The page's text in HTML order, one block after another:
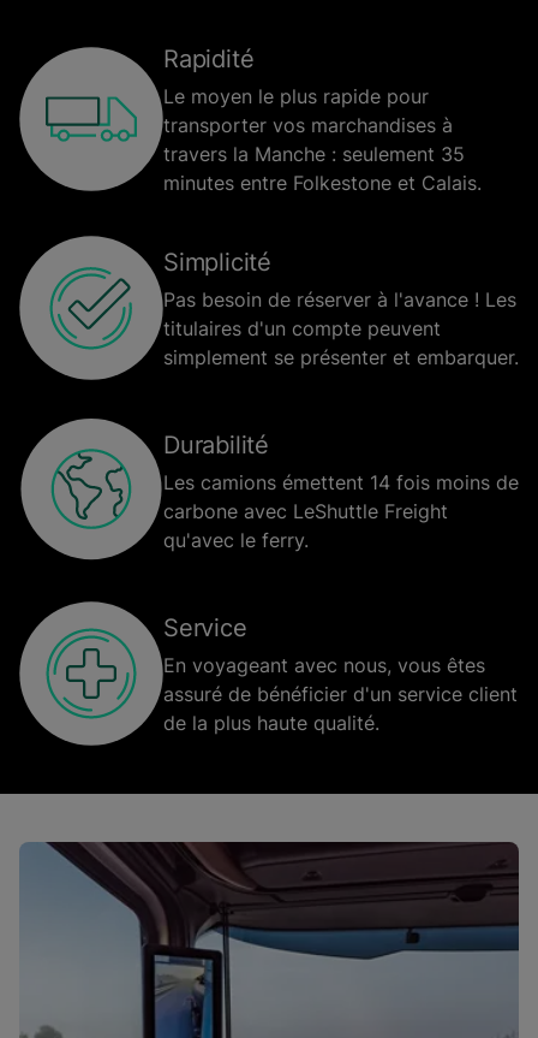
Rapidité
Le moyen le plus rapide pour
transporter vos marchandises à
travers la Manche : seulement 35
minutes entre Folkestone et Calais.
Simplicité
Pas besoin de réserver à l'avance ! Les
titulaires d'un compte peuvent
simplement se présenter et embarquer.
Durabilité
Les camions émettent 14 fois moins de
carbone avec LeShuttle Freight
qu'avec le ferry.
Service
En voyageant avec nous, vous êtes
assuré de bénéficier d'un service client
de la plus haute qualité.